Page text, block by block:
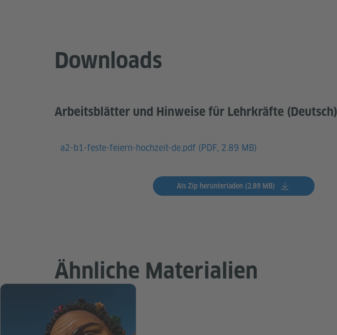
Downloads
Arbeitsblätter und Hinweise für Lehrkräfte (Deutsch)
a2-b1-feste-feiern-hochzeit-de.pdf (PDF, 2.89 MB)
Als Zip herunterladen (2.89 MB)
Ähnliche Materialien